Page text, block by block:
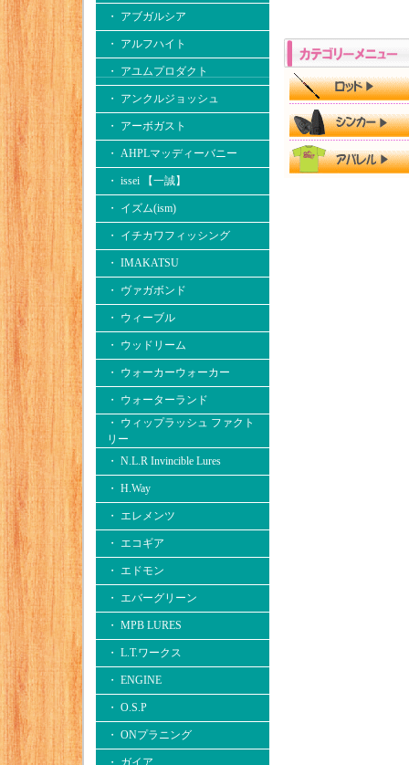
・ アブガルシア
・ アルフハイト
・ アユムプロダクト
・ アンクルジョッシュ
・ アーボガスト
・ AHPLマッディーバニー
・ issei 【一誠】
・ イズム(ism)
・ イチカワフィッシング
・ IMAKATSU
・ ヴァガボンド
・ ウィーブル
・ ウッドリーム
・ ウォーカーウォーカー
・ ウォーターランド
・ ウィップラッシュ ファクト
リー
・ N.L.R Invincible Lures
・ H.Way
・ エレメンツ
・ エコギア
・ エドモン
・ エバーグリーン
・ MPB LURES
・ L.T.ワークス
・ ENGINE
・ O.S.P
・ ONプラニング
・ ガイア